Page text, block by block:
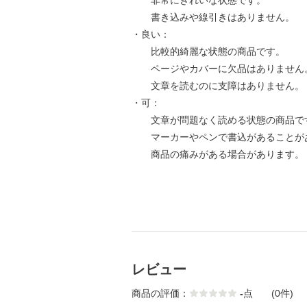
書き込みや線引きはありません。
・良い：
比較的綺麗な状態の商品です。
ページやカバーに欠品はありません
文章を読むのに支障はありません。
・可：
文章が問題なく読める状態の商品で
マーカーやペンで書込があることが
商品の痛みがある場合があります。
レビュー
商品の評価： -点 (0件)